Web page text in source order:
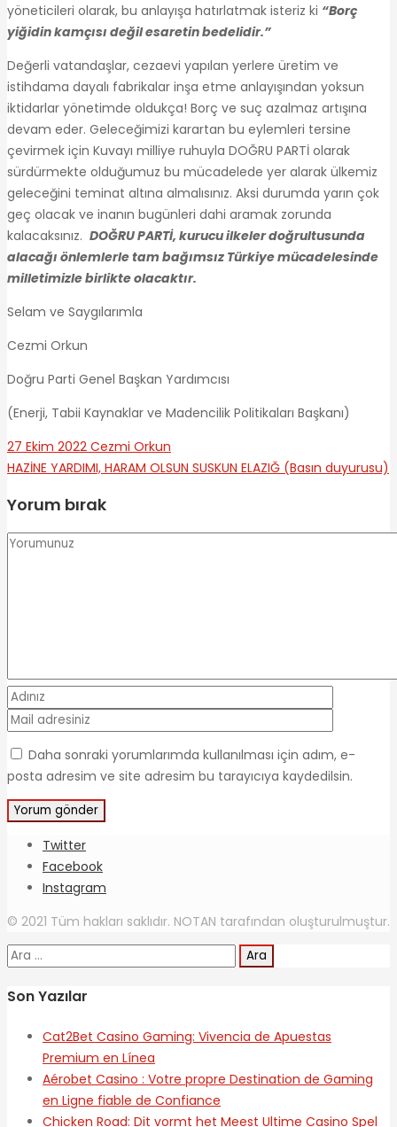
yöneticileri olarak, bu anlayışa hatırlatmak isteriz ki “Borç
yiğidin kamçısı değil esaretin bedelidir.”
Değerli vatandaşlar, cezaevi yapılan yerlere üretim ve
istihdama dayalı fabrikalar inşa etme anlayışından yoksun
iktidarlar yönetimde oldukça! Borç ve suç azalmaz artışına
devam eder. Geleceğimizi karartan bu eylemleri tersine
çevirmek için Kuvayı milliye ruhuyla DOĞRU PARTİ olarak
sürdürmekte olduğumuz bu mücadelede yer alarak ülkemiz
geleceğini teminat altına almalısınız. Aksi durumda yarın çok
geç olacak ve inanın bugünleri dahi aramak zorunda
kalacaksınız. DOĞRU PARTİ, kurucu ilkeler doğrultusunda
alacağı önlemlerle tam bağımsız Türkiye mücadelesinde
milletimizle birlikte olacaktır.
Selam ve Saygılarımla
Cezmi Orkun
Doğru Parti Genel Başkan Yardımcısı
(Enerji, Tabii Kaynaklar ve Madencilik Politikaları Başkanı)
27 Ekim 2022 Cezmi Orkun
HAZİNE YARDIMI, HARAM OLSUN SUSKUN ELAZIĞ (Basın duyurusu)
Yorum bırak
Daha sonraki yorumlarımda kullanılması için adım, e-
posta adresim ve site adresim bu tarayıcıya kaydedilsin.
Twitter
Facebook
Instagram
© 2021 Tüm hakları saklıdır. NOTAN tarafından oluşturulmuştur.
Arama:
Son Yazılar
Cat2Bet Casino Gaming: Vivencia de Apuestas
Premium en Línea
Aérobet Casino : Votre propre Destination de Gaming
en Ligne fiable de Confiance
Chicken Road: Dit vormt het Meest Ultime Casino Spel